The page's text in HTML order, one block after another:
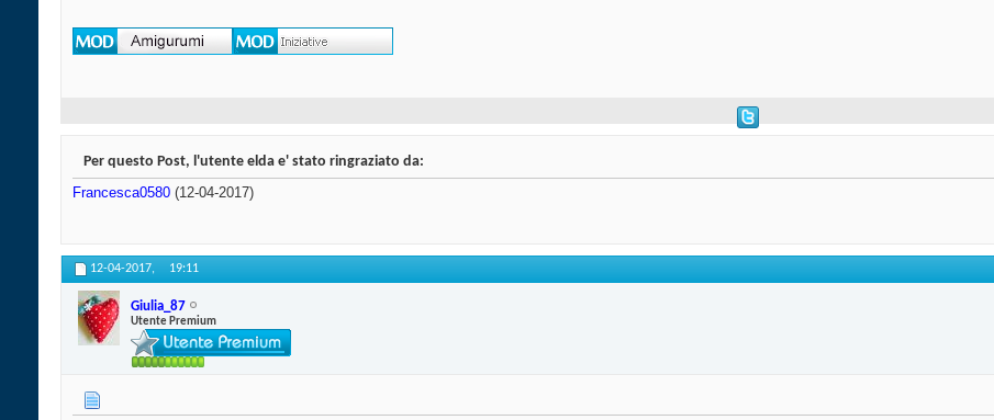
Per questo Post, l'utente elda e' stato ringraziato da:
Francesca0580 (12-04-2017)
12-04-2017, 19:11
Giulia_87
Utente Premium